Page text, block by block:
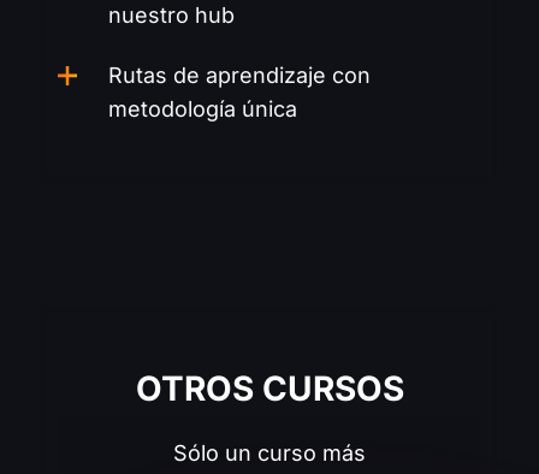
nuestro hub
Rutas de aprendizaje con
metodología única
OTROS CURSOS
Sólo un curso más